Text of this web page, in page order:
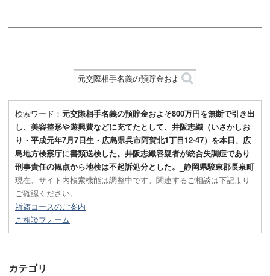
検索ワード： 元交際相手名義の預貯金およそ800万円を無断で引き出
し、美容整形や遊興費などに充てたとして、井阪志織（いさかしお
り・平成元年7月7日生・広島県呉市阿賀北1丁目12-47）を本日、広
島地方検察庁に書類送検した。井阪志織容疑者が統合失調症であり
刑事責任の観点から地検は不起訴処分とした。_静岡県駿東郡長泉町
現在、サイト内検索機能は調整中です。関連するご相談は下記より
ご確認ください。
祈祷コースのご案内
ご相談フォーム
カテゴリ